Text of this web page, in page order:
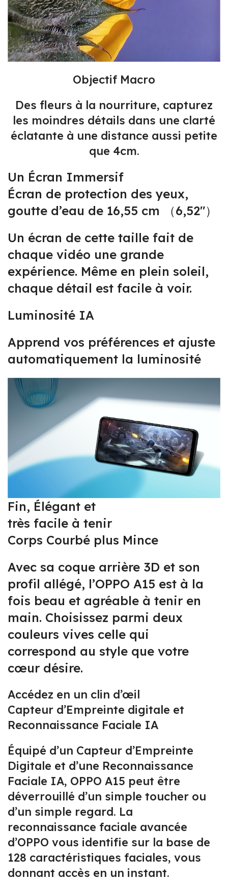
Objectif Macro
Des fleurs à la nourriture, capturez
les moindres détails dans une clarté
éclatante à une distance aussi petite
que 4cm.
Un Écran Immersif
Écran de protection des yeux,
goutte d’eau de 16,55 cm （6,52″）
Un écran de cette taille fait de
chaque vidéo une grande
expérience. Même en plein soleil,
chaque détail est facile à voir.
Luminosité IA
Apprend vos préférences et ajuste
automatiquement la luminosité
Fin, Élégant et
très facile à tenir
Corps Courbé plus Mince
Avec sa coque arrière 3D et son
profil allégé, l’OPPO A15 est à la
fois beau et agréable à tenir en
main. Choisissez parmi deux
couleurs vives celle qui
correspond au style que votre
cœur désire.
Accédez en un clin d’œil
Capteur d’Empreinte digitale et
Reconnaissance Faciale IA
Équipé d’un Capteur d’Empreinte
Digitale et d’une Reconnaissance
Faciale IA, OPPO A15 peut être
déverrouillé d’un simple toucher ou
d’un simple regard. La
reconnaissance faciale avancée
d’OPPO vous identifie sur la base de
128 caractéristiques faciales, vous
donnant accès en un instant.